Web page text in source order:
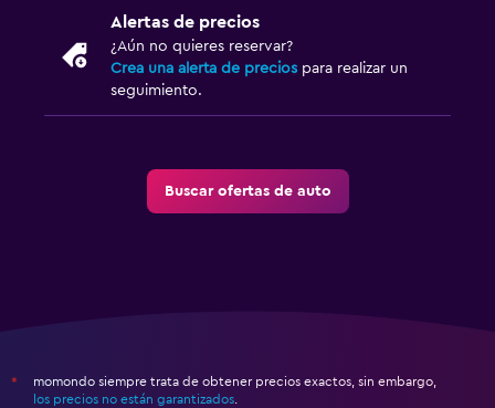
Alertas de precios
¿Aún no quieres reservar?
Crea una alerta de precios para realizar un
seguimiento.
Buscar ofertas de auto
*
momondo siempre trata de obtener precios exactos, sin embargo,
los precios no están garantizados.